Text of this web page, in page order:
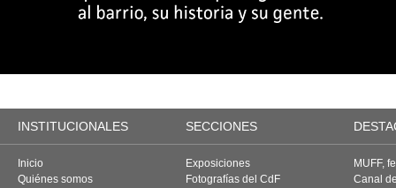
INSTITUCIONALES SECCIONES
Inicio
Quiénes somos
Exposiciones
Fotografías del CdF
MUFF,
Canal